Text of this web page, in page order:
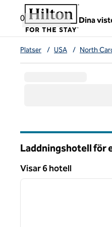
Gå vidare till innehållet
0
Dina
,öppnar ny
Platser / USA / North
Laddningshotell för
Visar 6 hotell
Visar 6 hotell
1 av 12